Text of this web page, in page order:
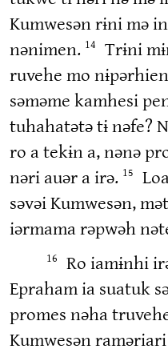
Kumwesən rɨni mə
nənimen. 14
Trɨni
ruvehe mo
səməme kamhesi
tuhahatətə tɨ nəfe?
ro a tekɨn a, nənə
nəri auər a irə. 15
səvəi Kumwesən,
iərmama rəpwəh
16
Ro iamɨnhi
Epraham ia suatuk
promes nəha
Kumwesən